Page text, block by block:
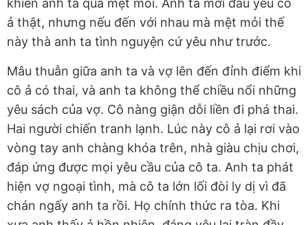
khiến anh ta quá mệt mỏi. Anh ta mới đầu yêu cô
ả thật, nhưng nếu đến với nhau mà mệt mỏi thế
này thà anh ta tình nguyện cứ yêu như trước.
Mâu thuẫn giữa anh ta và vợ lên đến đỉnh điểm khi
cô ả có thai, và anh ta không thể chiều nổi những
yêu sách của vợ. Cô nàng giận dỗi liền đi phá thai.
Hai người chiến tranh lạnh. Lúc này cô ả lại rơi vào
vòng tay anh chàng khóa trên, nhà giàu chịu chơi,
đáp ứng được mọi yêu cầu của cô ta. Anh ta phát
hiện vợ ngoại tình, mà cô ta lớn lối đòi ly dị vì đã
chán ngấy anh ta rồi. Họ chính thức ra tòa. Khi